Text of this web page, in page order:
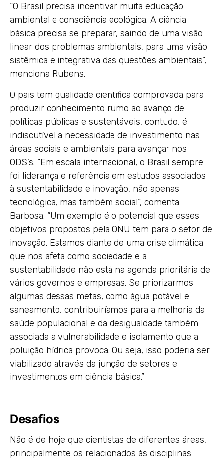
“O Brasil precisa incentivar muita educação
ambiental e consciência ecológica. A ciência
básica precisa se preparar, saindo de uma visão
linear dos problemas ambientais, para uma visão
sistêmica e integrativa das questões ambientais”,
menciona Rubens.
O país tem qualidade científica comprovada para
produzir conhecimento rumo ao avanço de
políticas públicas e sustentáveis, contudo, é
indiscutível a necessidade de investimento nas
áreas sociais e ambientais para avançar nos
ODS’s. “Em escala internacional, o Brasil sempre
foi liderança e referência em estudos associados
à sustentabilidade e inovação, não apenas
tecnológica, mas também social”, comenta
Barbosa. “Um exemplo é o potencial que esses
objetivos propostos pela ONU tem para o setor de
inovação. Estamos diante de uma crise climática
que nos afeta como sociedade e a
sustentabilidade não está na agenda prioritária de
vários governos e empresas. Se priorizarmos
algumas dessas metas, como água potável e
saneamento, contribuiríamos para a melhoria da
saúde populacional e da desigualdade também
associada a vulnerabilidade e isolamento que a
poluição hídrica provoca. Ou seja, isso poderia ser
viabilizado através da junção de setores e
investimentos em ciência básica.”
Desafios
Não é de hoje que cientistas de diferentes áreas,
principalmente os relacionados às disciplinas